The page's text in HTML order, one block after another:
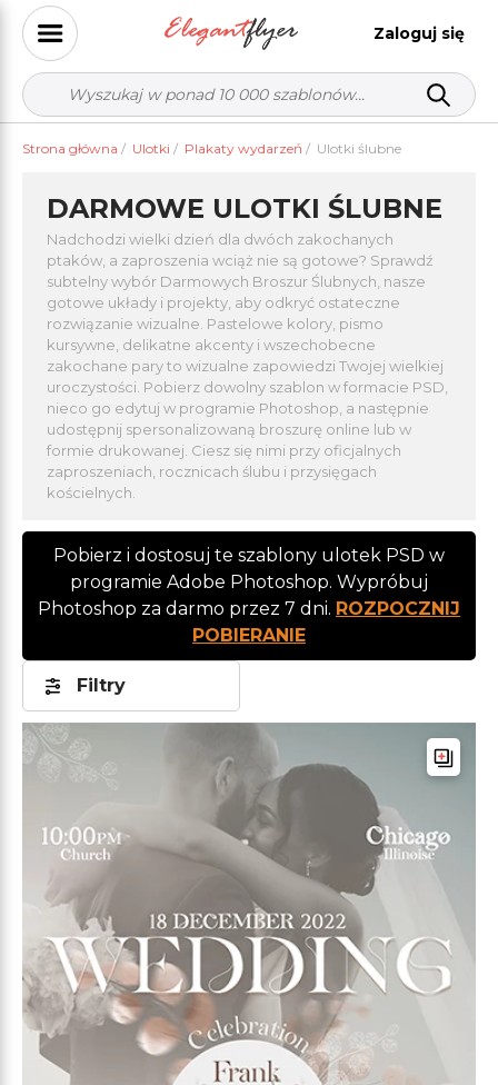
Zaloguj się
Strona główna / Ulotki / Plakaty wydarzeń / Ulotki ślubne
DARMOWE ULOTKI ŚLUBNE
Nadchodzi wielki dzień dla dwóch zakochanych
ptaków, a zaproszenia wciąż nie są gotowe? Sprawdź
subtelny wybór Darmowych Broszur Ślubnych, nasze
gotowe układy i projekty, aby odkryć ostateczne
rozwiązanie wizualne. Pastelowe kolory, pismo
kursywne, delikatne akcenty i wszechobecne
zakochane pary to wizualne zapowiedzi Twojej wielkiej
uroczystości. Pobierz dowolny szablon w formacie PSD,
nieco go edytuj w programie Photoshop, a następnie
udostępnij spersonalizowaną broszurę online lub w
formie drukowanej. Ciesz się nimi przy oficjalnych
zaproszeniach, rocznicach ślubu i przysięgach
kościelnych.
Pobierz i dostosuj te szablony ulotek PSD w
programie Adobe Photoshop. Wypróbuj
Photoshop za darmo przez 7 dni. ROZPOCZNIJ
POBIERANIE
Filtry